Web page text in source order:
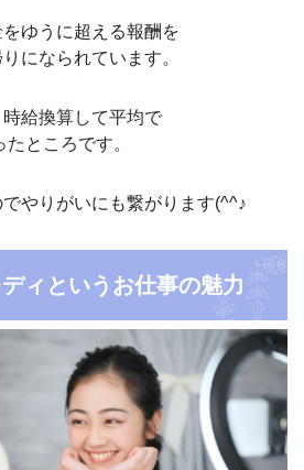
ゆうに超える報酬を
になられています。
給換算して平均で
ところです。
やりがいにも繋がります(^^♪
ィというお仕事の魅力